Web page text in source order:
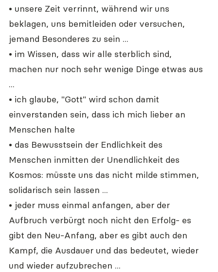
• unsere Zeit verrinnt, während wir uns
beklagen, uns bemitleiden oder versuchen,
jemand Besonderes zu sein ...
• im Wissen, dass wir alle sterblich sind,
machen nur noch sehr wenige Dinge etwas aus
...
• ich glaube, "Gott" wird schon damit
einverstanden sein, dass ich mich lieber an
Menschen halte
• das Bewusstsein der Endlichkeit des
Menschen inmitten der Unendlichkeit des
Kosmos: müsste uns das nicht milde stimmen,
solidarisch sein lassen ...
• jeder muss einmal anfangen, aber der
Aufbruch verbürgt noch nicht den Erfolg- es
gibt den Neu-Anfang, aber es gibt auch den
Kampf, die Ausdauer und das bedeutet, wieder
und wieder aufzubrechen ...